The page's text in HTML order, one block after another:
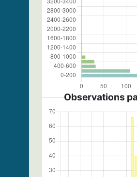
Observations